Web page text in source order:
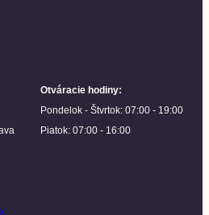
Otváracie hodiny:
Pondelok - Štvrtok: 07:00 - 19:00
Piatok: 07:00 - 16:00